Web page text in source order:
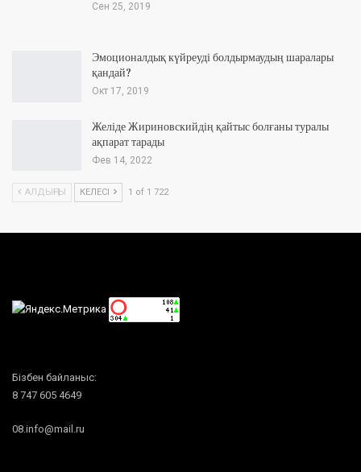
Сен 25, 2019
Эмоционалдық күйреуді болдырмаудың шаралары
қандай?
Окт 17, 2019
Желіде Жириновскийдің қайтыс болғаны туралы
ақпарат тарады
Фев 14, 2022
АЛДЫҢҒЫ КЕЛЕСІ 1 of 1 722
Бізбен байланыс:
8 747 605 4649
08.info@mail.ru